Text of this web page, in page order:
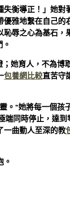
衡導正！」她對
雅地繫在自己的
恥辱之心為基石，
她育人，不為博
包養網比較直苦守
。”她將每一個孩
端同時停止，達到
一曲動人至深的教